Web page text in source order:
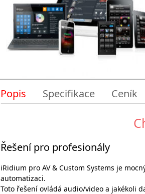
Popis Specifikace Ceník
Řešení pro profesionály
iRidium pro AV & Custom Systems je
automatizaci.
Toto řešení ovládá audio/video a jakékoli